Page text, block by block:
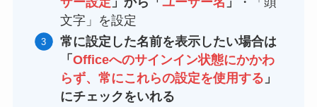
文字」を設定
常に設定した名前を表示したい場合は
「Officeへのサインイン状態にかかわ
らず、常にこれらの設定を使用する 」
にチェックをいれる